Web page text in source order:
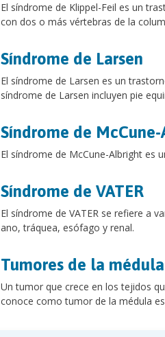
El síndrome de Klippel-Feil es un
con dos o más vértebras de la
Síndrome de Larsen
El síndrome de Larsen es un
síndrome de Larsen incluyen pie
Síndrome de
El síndrome de McCune-Albright es
Síndrome de VATER
El síndrome de VATER se refiere a
ano, tráquea, esófago y renal.
Tumores de la
Un tumor que crece en los tejidos
conoce como tumor de la médula